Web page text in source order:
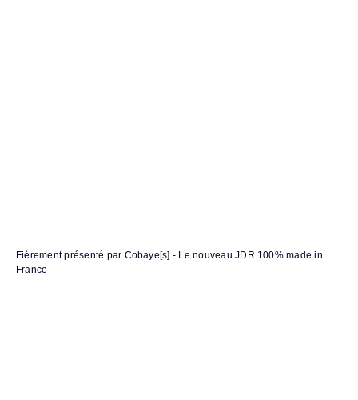
Fièrement présenté par Cobaye[s] - Le nouveau JDR 100% made in
France